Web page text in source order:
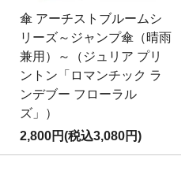
傘 アーチストブルームシ
リーズ～ジャンプ傘（晴雨
兼用）～（ジュリア プリ
ントン「ロマンチック ラ
ンデブー フローラル
ズ」）
2,800円(税込3,080円)